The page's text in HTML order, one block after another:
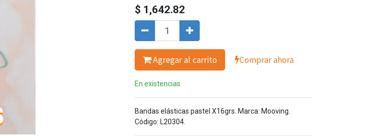
$ 1,642.82
Agregar al carrito Comprar ahora
En existencias
Bandas elásticas pastel X16grs. Marca: Mooving.
Código: L20304.